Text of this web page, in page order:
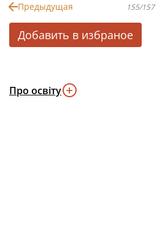
Предыдущая 155/157
Добавить в избраное
Про освіту